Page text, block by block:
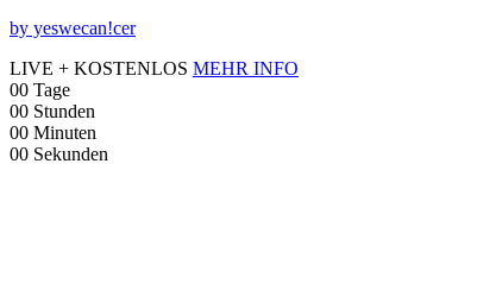
by yeswecan!cer
LIVE + KOSTENLOS MEHR INFO
00 Tage
00 Stunden
00 Minuten
00 Sekunden